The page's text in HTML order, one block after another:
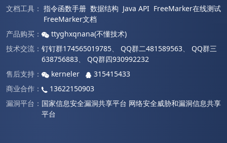
文档工具： 指令函数手册 数据结构 Java API FreeMarker在线测试
FreeMarker文档
产品购买：
ttyghxqnana(不懂技术)
技术交流： 钉钉群174565019785、 QQ群二481589563、 QQ群三
638756883、 QQ群四930992232
售后支持：
kerneler
315415433
商业合作：
13622150903
漏洞平台： 国家信息安全漏洞共享平台 网络安全威胁和漏洞信息共享
平台